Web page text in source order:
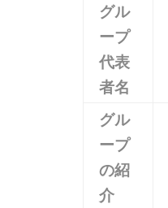
グル
ープ
代表
者名
グル
ープ
の紹
介